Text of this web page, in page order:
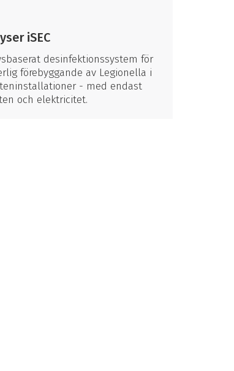
iSEC
desinfektionssystem för
förebyggande av Legionella i
- med endast
och elektricitet.